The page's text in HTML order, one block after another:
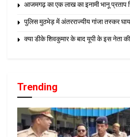
आजमगढ़ का एक लाख का इनामी भानू प्रताप
पुलिस मुठभेड़ में अंतरराज्यीय गांजा तस्कर
क्या डीके शिवकुमार के बाद यूपी के इस नेता
Trending